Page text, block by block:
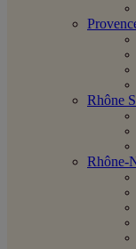
Rhône
Rhône-